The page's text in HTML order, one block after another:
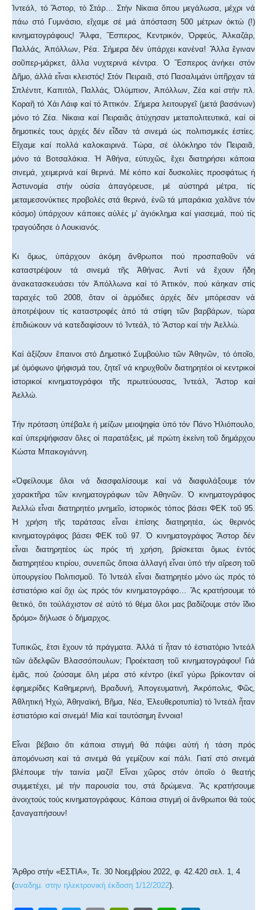
Ἰντεάλ, τό Ἄστορ, τό Στάρ… Στήν Νίκαια ὅπου μεγάλωσα, μέχρι νά
πάω στό Γυμνάσιο, εἴχαμε σέ μιά ἀπόσταση 500 μέτρων ὀκτώ (!)
κινηματογράφους! Ἄλφα, Ἕσπερος, Κεντρικόν, Ὀρφεύς, Ἀλκαζάρ,
Παλλάς, Ἀπόλλων, Ρέα. Σήμερα δέν ὑπάρχει κανένα! Ἄλλα ἔγιναν
σοῦπερ-μάρκετ, ἄλλα νυχτερινά κέντρα. Ὁ Ἕσπερος ἀνήκει στόν
Δῆμο, ἀλλά εἶναι κλειστός! Στόν Πειραιᾶ, στό Πασαλιμάνι ὑπῆρχαν τά
Σπλέντιτ, Καπιτόλ, Παλλάς, Ὀλύμπιον, Ἀπόλλων, Ζέα καί στήν πλ.
Κοραῆ τό Χάι Λάιφ καί τό Ἀττικόν. Σήμερα λειτουργεῖ (μετά βασάνων)
μόνο τό Ζέα. Νίκαια καί Πειραιᾶς ἀτύχησαν μεταπολιτευτικά, καί οἱ
δημοτικές τους ἀρχές δέν εἶδαν τά σινεμά ὡς πολιτισμικές ἑστίες.
Εἴχαμε καί πολλά καλοκαιρινά. Τώρα, σέ ὁλόκληρο τόν Πειραιᾶ,
μόνο τά Βοτσαλάκια. Ἡ Ἀθήνα, εὐτυχῶς, ἔχει διατηρήσει κάποια
σινεμά, χειμερινά καί θερινά. Μέ κόπο καί δυσκολίες προσφάτως ἡ
Ἀστυνομία στήν οὐσία ἀπαγόρευσε, μέ αὐστηρά μέτρα, τίς
μεταμεσονύκτιες προβολές στά θερινά, ἐνῶ τά μπαράκια χαλᾶνε τόν
κόσμο) ὑπάρχουν κάποιες αὐλές μ’ ἁγιόκλημα καί γιασεμιά, πού τίς
τραγούδησε ὁ Λουκιανός.
Κι ὅμως, ὑπάρχουν ἀκόμη ἄνθρωποι πού προσπαθοῦν νά
καταστρέψουν τά σινεμά τῆς Ἀθήνας. Ἀντί νά ἔχουν ἤδη
ἀνακατασκευάσει τόν Ἀπόλλωνα καί τό Ἀττικόν, πού κάηκαν στίς
ταραχές τοῦ 2008, ὅταν οἱ ἁρμόδιες ἀρχές δέν μπόρεσαν νά
ἀποτρέψουν τίς καταστροφές ἀπό τά στίφη τῶν βαρβάρων, τώρα
ἐπιδιώκουν νά κατεδαφίσουν τό Ἰντεάλ, τό Ἄστορ καί τήν Ἀελλώ.
Καί ἀξίζουν ἔπαινοι στό Δημοτικό Συμβούλιο τῶν Ἀθηνῶν, τό ὁποῖο,
μέ ὁμόφωνο ψήφισμά του, ζητεῖ νά κηρυχθοῦν διατηρητέοι οἱ κεντρικοί
ἱστορικοί κινηματογράφοι τῆς πρωτεύουσας, Ἰντεάλ, Ἄστορ καί
Ἀελλώ.
Τήν πρόταση ὑπέβαλε ἡ μείζων μειοψηφία ὑπό τόν Πάνο Ἠλιόπουλο,
καί ὑπερψήφισαν ὅλες οἱ παρατάξεις, μέ πρώτη ἐκείνη τοῦ δημάρχου
Κώστα Μπακογιάννη.
«Ὀφείλουμε ὅλοι νά διασφαλίσουμε καί νά διαφυλάξουμε τόν
χαρακτῆρα τῶν κινηματογράφων τῶν Ἀθηνῶν. Ὁ κινηματογράφος
Ἀελλώ εἶναι διατηρητέο μνημεῖο, ἱστορικός τόπος βάσει ΦΕΚ τοῦ 95.
Ἡ χρήση τῆς ταράτσας εἶναι ἐπίσης διατηρητέα, ὡς θερινός
κινηματογράφος βάσει ΦΕΚ τοῦ 97. Ὁ κινηματογράφος Ἄστορ δέν
εἶναι διατηρητέος ὡς πρός τή χρήση, βρίσκεται ὅμως ἐντός
διατηρητέου κτιρίου, συνεπῶς ὅποια ἀλλαγή εἶναι ὑπό τήν αἵρεση τοῦ
ὑπουργείου Πολιτισμοῦ. Τό Ἰντεάλ εἶναι διατηρητέο μόνο ὡς πρός τό
ἑστιατόριο καί ὄχι ὡς πρός τόν κινηματογράφο… Ἄς κρατήσουμε τό
θετικό, ὅτι τοὐλάχιστον σέ αὐτό τό θέμα ὅλοι μας βαδίζουμε στόν ἴδιο
δρόμο» δήλωσε ὁ δήμαρχος.
Τυπικῶς, ἔτσι ἔχουν τά πράγματα. Ἀλλά τί ἦταν τό ἑστιατόριο Ἰντεάλ
τῶν ἀδελφῶν Βλασσόπουλων; Προέκταση τοῦ κινηματογράφου! Γιά
ἐμᾶς, πού ζούσαμε ὅλη μέρα στό κέντρο (ἐκεῖ γύρω βρίκονταν οἱ
ἐφημερίδες Καθημερινή, Βραδυνή, Ἀπογευματινή, Ἀκρόπολις, Φῶς,
Ἀθλητική Ἠχώ, Ἀθηναϊκή, Βῆμα, Νέα, Ἐλευθεροτυπία) τό Ἰντεάλ ἦταν
ἑστιατόριο καί σινεμά! Μία καί ταυτόσημη ἔννοια!
Εἶναι βέβαιο ὅτι κάποια στιγμή θά πάψει αὐτή ἡ τάση πρός
ἀπομόνωση καί τά σινεμά θά γεμίζουν καί πάλι. Γιατί στό σινεμά
βλέπουμε τήν ταινία μαζί! Εἶναι χῶρος στόν ὁποῖο ὁ θεατής
συμμετέχει, μέ τήν παρουσία του, στά δρώμενα. Ἄς κρατήσουμε
ἀνοιχτούς τούς κινηματογράφους. Κάποια στιγμή οἱ ἄνθρωποι θά τούς
ξαναγαπήσουν!
Ἄρθρο στήν «ΕΣΤΙΑ», Τε. 30 Νοεμβρίου 2022, φ. 42.420 σελ. 1, 4
(αναδημ. στην ηλεκτρονική έκδοση 1/12/2022).